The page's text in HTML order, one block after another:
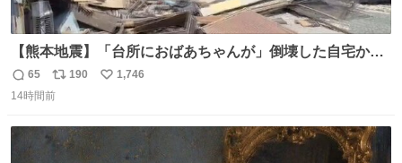
【熊本地震】「台所におばあちゃんが」倒壊した自宅から
孫が救出 地震発生時、台所で夕食の準備をしていた祖母の
「助けて」という声。祖母を背負い、助け出した孫が「命
返
信
65
リ
ポ
ト
190
い
1,746
14時間前